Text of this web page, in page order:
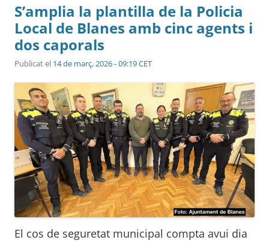
S’amplia la plantilla de la Policia
Local de Blanes amb cinc agents i
dos caporals
Publicat el 14 de març, 2026 - 09:19 CET
El cos de seguretat municipal compta avui dia